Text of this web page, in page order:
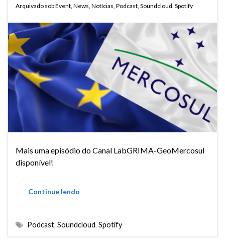
Arquivado sobEvent, News, Notícias, Podcast, Soundcloud, Spotify
Mais uma episódio do Canal LabGRIMA-GeoMercosul
disponível!
Continue lendo
Podcast, Soundcloud, Spotify